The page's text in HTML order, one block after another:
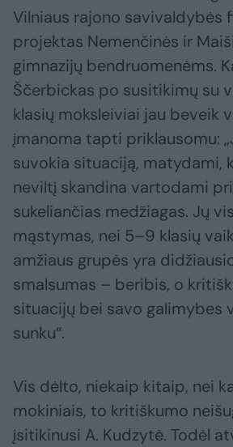
Vilniaus rajono savivaldybės
projektas Nemenčinės ir
gimnazijų bendruomenėms.
Ščerbickas po susitikimų su
klasių moksleiviai jau beveik
įmanoma tapti priklausomu:
suvokia situaciją, matydami,
neviltį skandina vartodami
sukeliančias medžiagas. Jų
mąstymas, nei 5–9 klasių
amžiaus grupės yra
smalsumas – beribis, o
situacijų bei savo galimybes
sunku“.
Vis dėlto, niekaip kitaip, nei
mokiniais, to kritiškumo
įsitikinusi A. Kudzytė. Todėl